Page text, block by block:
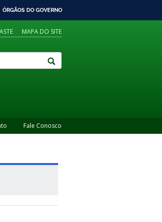
ÓRGÃOS DO GOVERNO
MAPA DO SITE
Fale Conosco